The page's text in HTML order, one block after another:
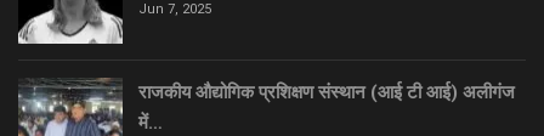
Jun 7, 2025
राजकीय औद्योगिक प्रशिक्षण संस्थान (आई टी आई) अलीगंज
में…